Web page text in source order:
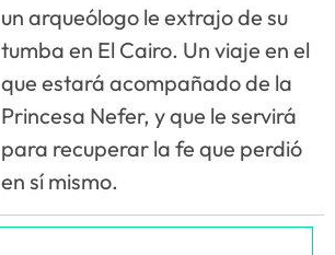
un arqueólogo le extrajo de su
tumba en El Cairo. Un viaje en el
que estará acompañado de la
Princesa Nefer, y que le servirá
para recuperar la fe que perdió
en sí mismo.